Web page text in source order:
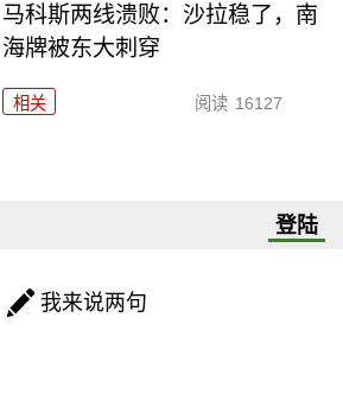
马科斯两线溃败：沙拉稳了，南
海牌被东大刺穿
相关 阅读 16127
登陆
我来说两句